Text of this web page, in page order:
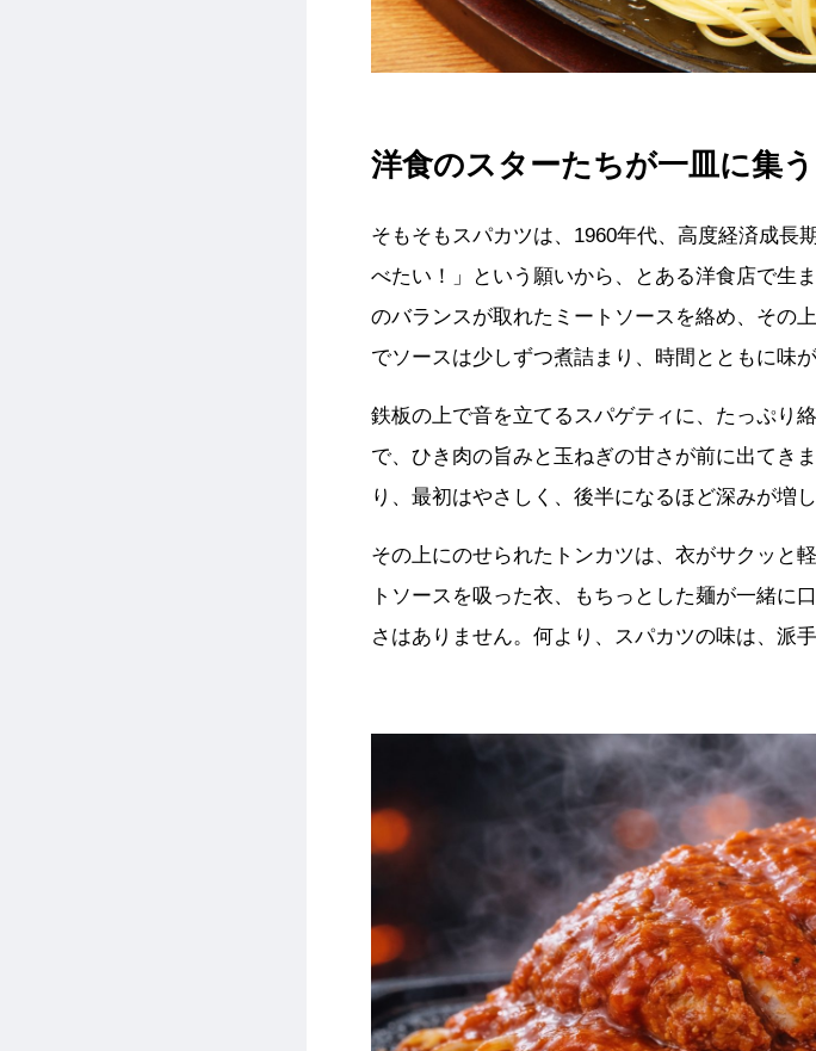
洋食のスターたちが一皿に集う
そもそもスパカツは、1960年代、高度経済成長
べたい！」という願いから、とある洋食店で生
のバランスが取れたミートソースを絡め、その
でソースは少しずつ煮詰まり、時間とともに味が
鉄板の上で音を立てるスパゲティに、たっぷり
で、ひき肉の旨みと玉ねぎの甘さが前に出てき
り、最初はやさしく、後半になるほど深みが増し
その上にのせられたトンカツは、衣がサクッと
トソースを吸った衣、もちっとした麺が一緒に
さはありません。何より、スパカツの味は、派